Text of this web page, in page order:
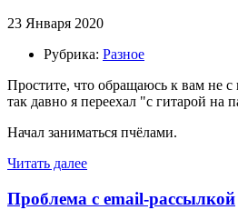
23 Января 2020
Рубрика: Разное
Простите, что обращаюсь к вам не
так давно я переехал "с гитарой на
Начал заниматься пчёлами.
Читать далее
Проблема с email-рассылкой